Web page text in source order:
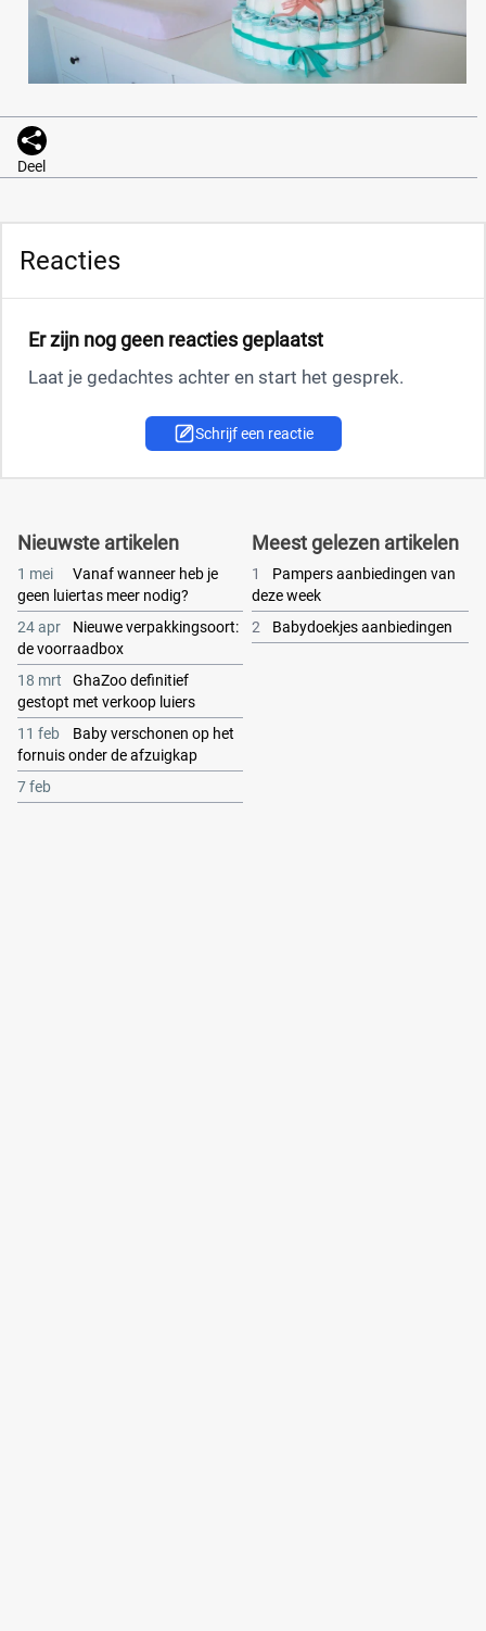
Deel
Reacties
Er zijn nog geen reacties geplaatst
Laat je gedachtes achter en start het gesprek.
Schrijf een reactie
Nieuwste artikelen
1 mei
Vanaf wanneer heb je
geen luiertas meer nodig?
24 apr
Nieuwe verpakkingsoort:
de voorraadbox
18 mrt
GhaZoo definitief
gestopt met verkoop luiers
11 feb
Baby verschonen op het
fornuis onder de afzuigkap
7 feb
Meest gelezen artikelen
1
Pampers aanbiedingen van
deze week
2
Babydoekjes aanbiedingen